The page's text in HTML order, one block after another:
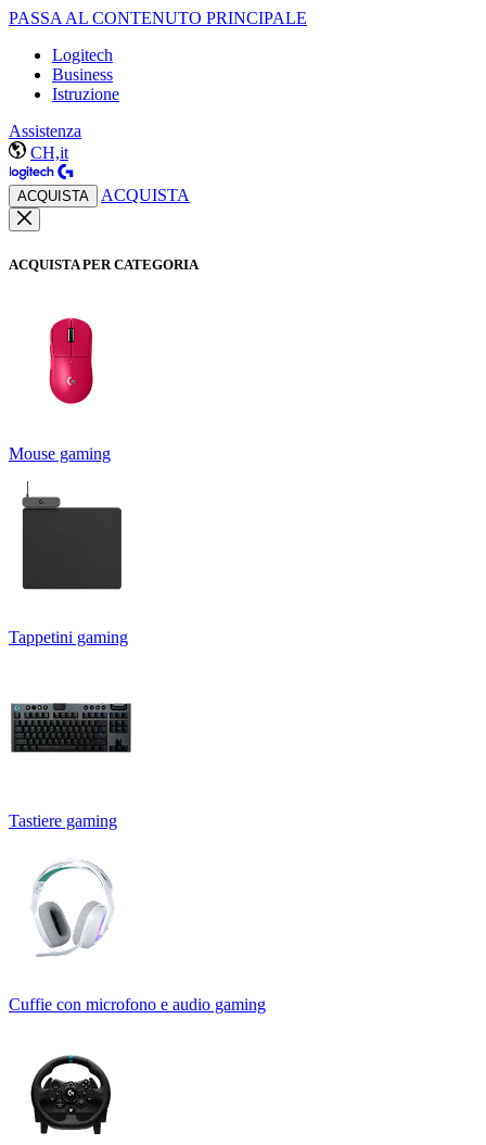
PASSA AL CONTENUTO PRINCIPALE
Logitech
Business
Istruzione
Assistenza
CH,it
ACQUISTA ACQUISTA
ACQUISTA PER CATEGORIA
Mouse gaming
Tappetini gaming
Tastiere gaming
Cuffie con microfono e audio gaming